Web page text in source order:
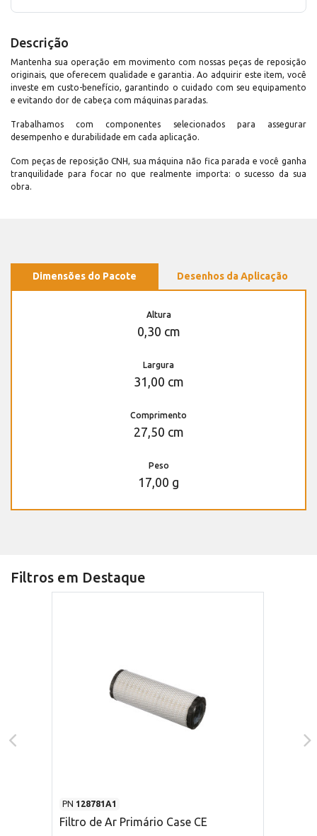
Descrição
Mantenha sua operação em movimento com nossas peças de reposição
originais, que oferecem qualidade e garantia. Ao adquirir este item, você
investe em custo-benefício, garantindo o cuidado com seu equipamento
e evitando dor de cabeça com máquinas paradas.
Trabalhamos com componentes selecionados para assegurar
desempenho e durabilidade em cada aplicação.
Com peças de reposição CNH, sua máquina não fica parada e você ganha
tranquilidade para focar no que realmente importa: o sucesso da sua
obra.
Dimensões do Pacote Desenhos da Aplicação
Altura
0,30 cm
Largura
31,00 cm
Comprimento
27,50 cm
Peso
17,00 g
Filtros em Destaque
PN 128781A1
Filtro de Ar Primário Case CE